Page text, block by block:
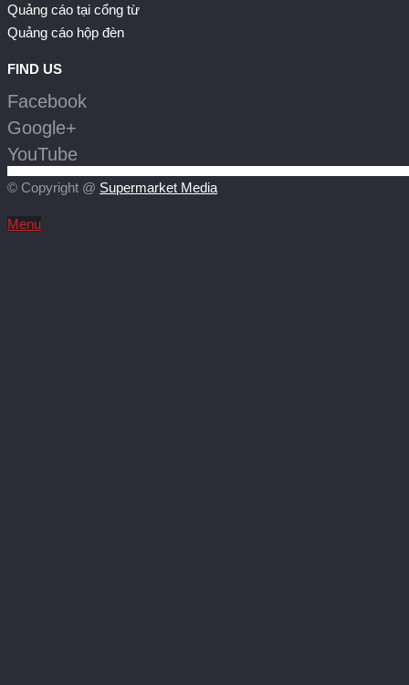
Quảng cáo tại cổng từ
Quảng cáo hộp đèn
FIND US
Facebook
Google+
YouTube
© Copyright @ Supermarket Media
Menu